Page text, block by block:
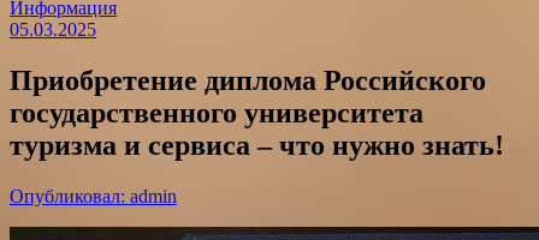
Информация
05.03.2025
Приобретение диплома Российского
государственного университета
туризма и сервиса – что нужно знать!
Опубликовал: admin